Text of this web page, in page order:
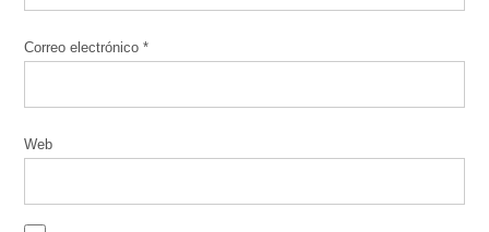
Correo electrónico*
Web